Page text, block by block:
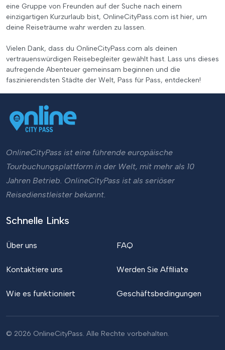
eine Gruppe von Freunden auf der Suche nach einem
einzigartigen Kurzurlaub bist, OnlineCityPass.com ist hier, um
deine Reiseträume wahr werden zu lassen.
Vielen Dank, dass du OnlineCityPass.com als deinen
vertrauenswürdigen Reisebegleiter gewählt hast. Lass uns dieses
aufregende Abenteuer gemeinsam beginnen und die
faszinierendsten Städte der Welt, Pass für Pass, entdecken!
OnlineCityPass ist eine führende europäische
Tourbuchungsplattform in der Welt, mit mehr als 10
Jahren Betrieb. OnlineCityPass ist als seriöser
Reisedienstleister bekannt.
Schnelle Links
Über uns
Kontaktiere uns
Wie es funktioniert
FAQ
Werden Sie Affiliate
Geschäftsbedingungen
© 2026 OnlineCityPass. Alle Rechte vorbehalten.